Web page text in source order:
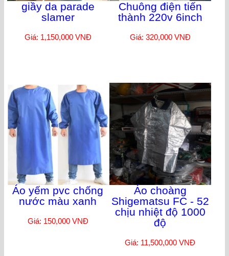
giầy da parade
slamer
Giá: 1,150,000 VNĐ
Chuông điện tiến
thành 220v 6inch
Giá: 320,000 VNĐ
Áo yếm pvc chống
nước màu xanh
Giá: 150,000 VNĐ
Áo choàng
Shigematsu FC - 52
chịu nhiệt độ 1000
độ
Giá: 11,500,000 VNĐ